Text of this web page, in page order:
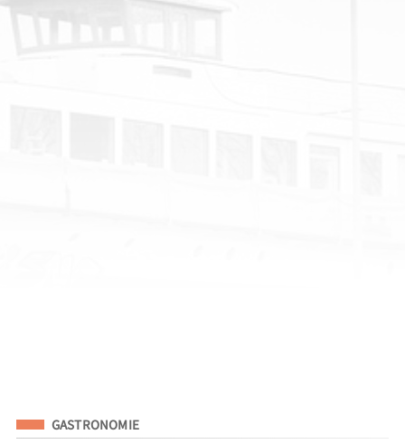
Eingeordnet unter
GASTRONOMIE